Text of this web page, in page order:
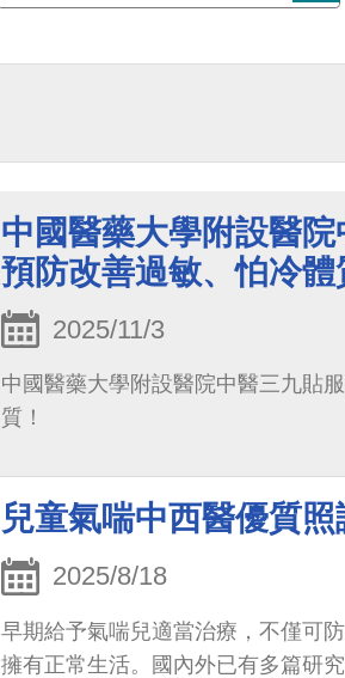
中國醫藥大學附設醫
預防改善過敏、怕冷體
2025/11/3
中國醫藥大學附設醫院中醫三九貼
質！
兒童氣喘中西醫優質
2025/8/18
早期給予氣喘兒適當治療，不僅可
擁有正常生活。國內外已有多篇研